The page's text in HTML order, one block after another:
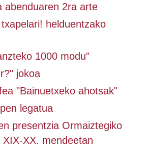
abenduaren 2ra arte
helduentzako
1000 modu"
jokoa
"Bainuetxeko ahotsak"
legatua
presentzia Ormaiztegiko
XX. mendeetan